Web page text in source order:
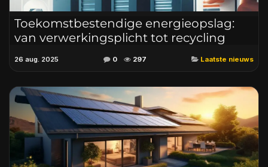
Toekomstbestendige energieopslag:
van verwerkingsplicht tot recycling
26 aug. 2025 0 297 Laatste nieuws